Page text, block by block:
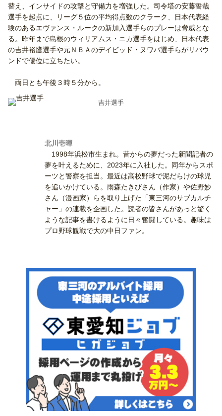
替え、インサイドの攻撃と守備力を増強した。司令塔の安藤誓哉
選手を起点に、リーグ５位の平均得点数のクラーク、日本代表経
験のあるエヴァンス・ルークの新加入選手らのプレーは脅威とな
る。昨年まで島根のウィリアムス・ニカ選手をはじめ、日本代表
の吉井裕鷹選手や元ＮＢＡのデイビッド・ヌワバ選手らがリバウ
ンドで優位に立ちたい。
両日とも午後３時５分から。
吉井選手
北川壱暉
1998年浜松市生まれ。昔からの夢だった新聞記者の
夢を叶えるために、2023年に入社した。同年からスポ
ーツと警察を担当。最近は高校野球で泥だらけの球児
を追いかけている。雨森たきびさん（作家）や佐野妙
さん（漫画家）らを取り上げた「東三河のサブカルチ
ャー」の連載を企画した。読者の皆さんがあっと驚く
ような記事を書けるように日々奮闘している。趣味は
プロ野球観戦で大の中日ファン。